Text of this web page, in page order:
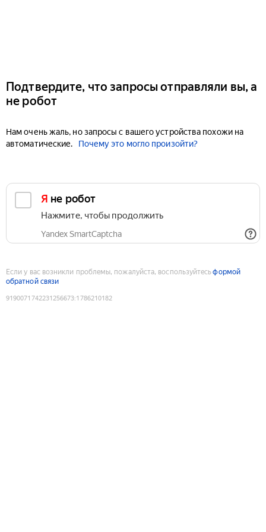
Подтвердите, что запросы отправляли вы, а
не робот
Нам очень жаль, но запросы с вашего устройства похожи на
автоматические.
Почему это могло произойти?
Я не робот
Нажмите, чтобы продолжить
Yandex SmartCaptcha
Если у вас возникли проблемы, пожалуйста, воспользуйтесьформой
обратной связи
9190071742231256673:1786210182